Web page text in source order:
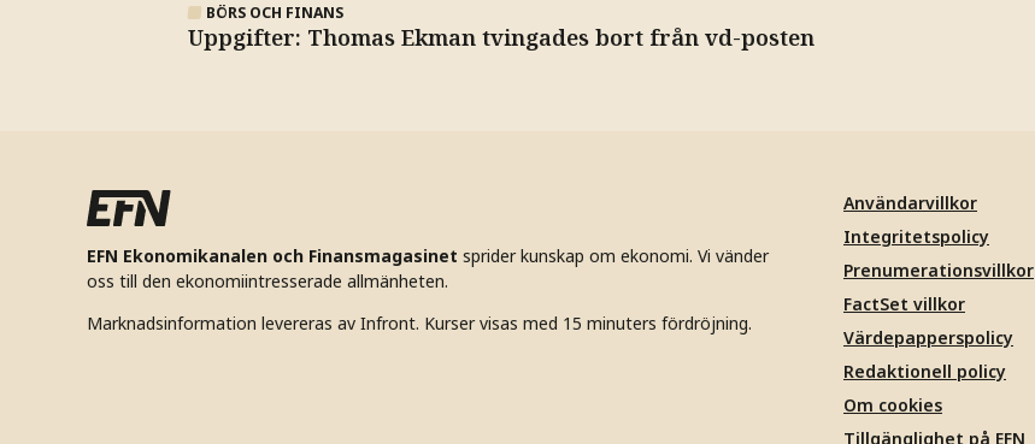
BÖRS OCH FINANS
Uppgifter: Thomas Ekman tvingades bort från vd-posten
EFN Ekonomikanalen och Finansmagasinet sprider kunskap om ekonomi. Vi vänder
oss till den ekonomiintresserade allmänheten.
Marknadsinformation levereras av Infront. Kurser visas med 15 minuters fördröjning.
Användarvillkor
Integritetspolicy
Prenumerationsvillkor
FactSet villkor
Värdepapperspolicy
Redaktionell policy
Om cookies
Tillgänglighet på EFN